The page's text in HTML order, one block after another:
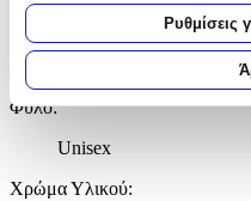
απόσταση μερικών μέτρων
Να αναγνωρίσουμε
για συγκεκριμένα
Μάθετε περισσότερα
προσωπικών σας δεδομένων
στηνενότητα “Λεπτομέρειες”
Δήλωση Cookies.
Ρυθμίσεις
Φύλο:
Unisex
Χρώμα Υλικού: